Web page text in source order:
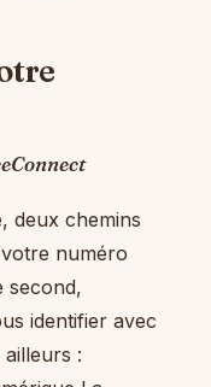
deux chemins
numéro
second,
identifier avec
: